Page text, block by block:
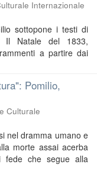
Internazionale
sottopone i testi di
Il Natale del 1833,
a partire dai
Pomilio,
Culturale
nel dramma umano e
morte assai acerba
fede che segue alla